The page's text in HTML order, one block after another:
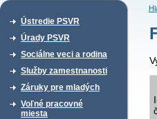
Ústredie PSVR
Úrady PSVR
Sociálne veci a rodina
Služby zamestnanosti
Záruky pre mladých
Voľné pracovné
miesta